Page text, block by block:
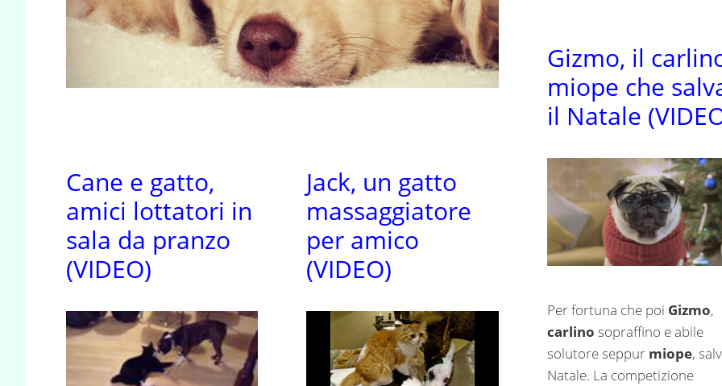
Gizmo, il
miope che
il Natale
Per fortuna che poi Gizmo,
carlino sopraffino e abile
solutore seppur miope,
Natale. La competizione
Cane e gatto,
amici lottatori in
sala da pranzo
(VIDEO)
Jack, un gatto
massaggiatore
per amico
(VIDEO)